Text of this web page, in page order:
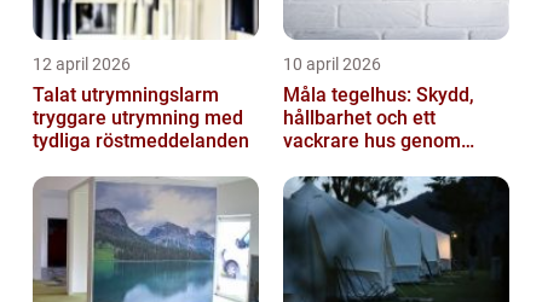
12 april 2026
Talat utrymningslarm
tryggare utrymning med
tydliga röstmeddelanden
10 april 2026
Måla tegelhus: Skydd,
hållbarhet och ett
vackrare hus genom